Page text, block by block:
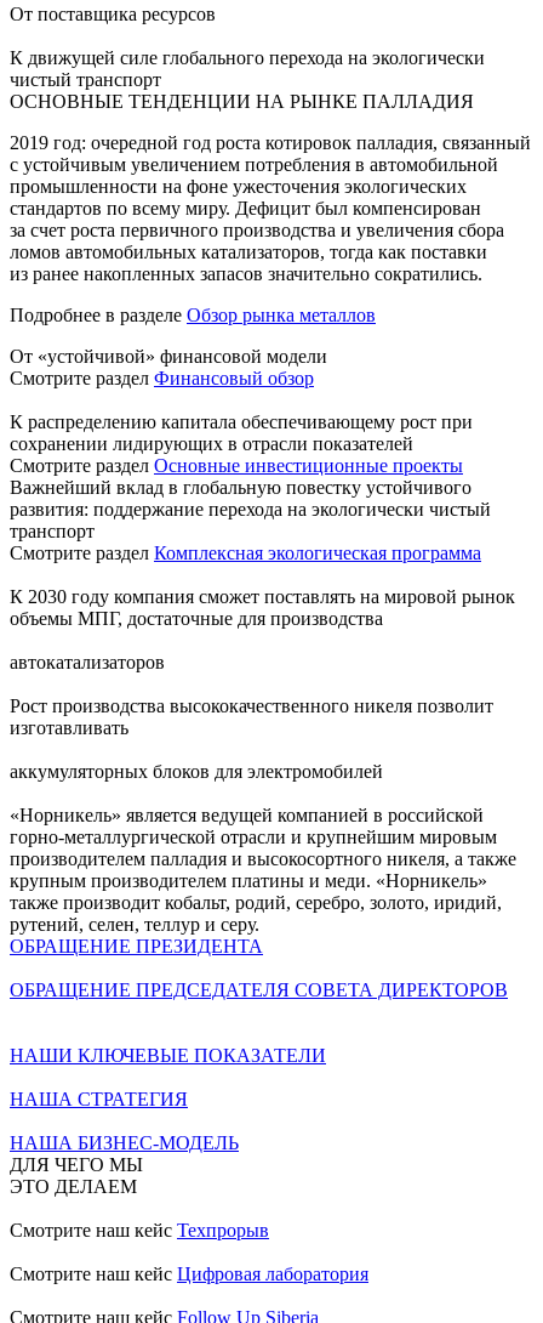
От поставщика ресурсов
К движущей силе глобального перехода на экологически
чистый транспорт
ОСНОВНЫЕ ТЕНДЕНЦИИ НА РЫНКЕ ПАЛЛАДИЯ
2019 год: очередной год роста котировок палладия, связанный
с устойчивым увеличением потребления в автомобильной
промышленности на фоне ужесточения экологических
стандартов по всему миру. Дефицит был компенсирован
за счет роста первичного производства и увеличения сбора
ломов автомобильных катализаторов, тогда как поставки
из ранее накопленных запасов значительно сократились.
Подробнее в разделе Обзор рынка металлов
От «устойчивой» финансовой модели
Смотрите раздел Финансовый обзор
К распределению капитала обеспечивающему рост при
сохранении лидирующих в отрасли показателей
Смотрите раздел Основные инвестиционные проекты
Важнейший вклад в глобальную повестку устойчивого
развития: поддержание перехода на экологически чистый
транспорт
Смотрите раздел Комплексная экологическая программа
К 2030 году компания сможет поставлять на мировой рынок
объемы МПГ, достаточные для производства
автокатализаторов
Рост производства высококачественного никеля позволит
изготавливать
аккумуляторных блоков для электромобилей
«Норникель» является ведущей компанией в российской
горно-металлургической отрасли и крупнейшим мировым
производителем палладия и высокосортного никеля, а также
крупным производителем платины и меди. «Норникель»
также производит кобальт, родий, серебро, золото, иридий,
рутений, селен, теллур и серу.
ОБРАЩЕНИЕ ПРЕЗИДЕНТА
ОБРАЩЕНИЕ ПРЕДСЕДАТЕЛЯ СОВЕТА ДИРЕКТОРОВ
НАШИ КЛЮЧЕВЫЕ ПОКАЗАТЕЛИ
НАША СТРАТЕГИЯ
НАША БИЗНЕС-МОДЕЛЬ
ДЛЯ ЧЕГО МЫ
ЭТО ДЕЛАЕМ
Смотрите наш кейс Техпрорыв
Смотрите наш кейс Цифровая лаборатория
Смотрите наш кейс Follow Up Siberia